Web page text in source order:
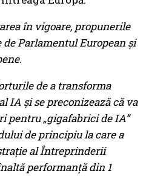
în vigoare, propunerile
Parlamentul European și
de a transforma
IA și se preconizează că va
pentru „gigafabrici de IA”
de principiu la care a
al Întreprinderii
performanță din 1